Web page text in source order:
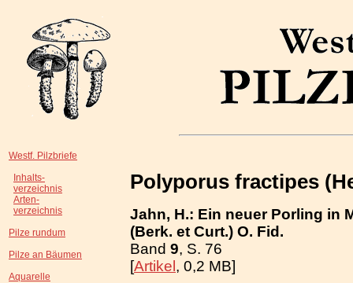
Westf. Pilzbriefe
Inhalts-
verzeichnis
Arten-
verzeichnis
Pilze rundum
Pilze an Bäumen
Aquarelle
Polyporus fractipes
Jahn, H.: Ein neuer Porling in
(Berk. et Curt.) O. Fid.
Band 9, S. 76
[Artikel , 0,2 MB]